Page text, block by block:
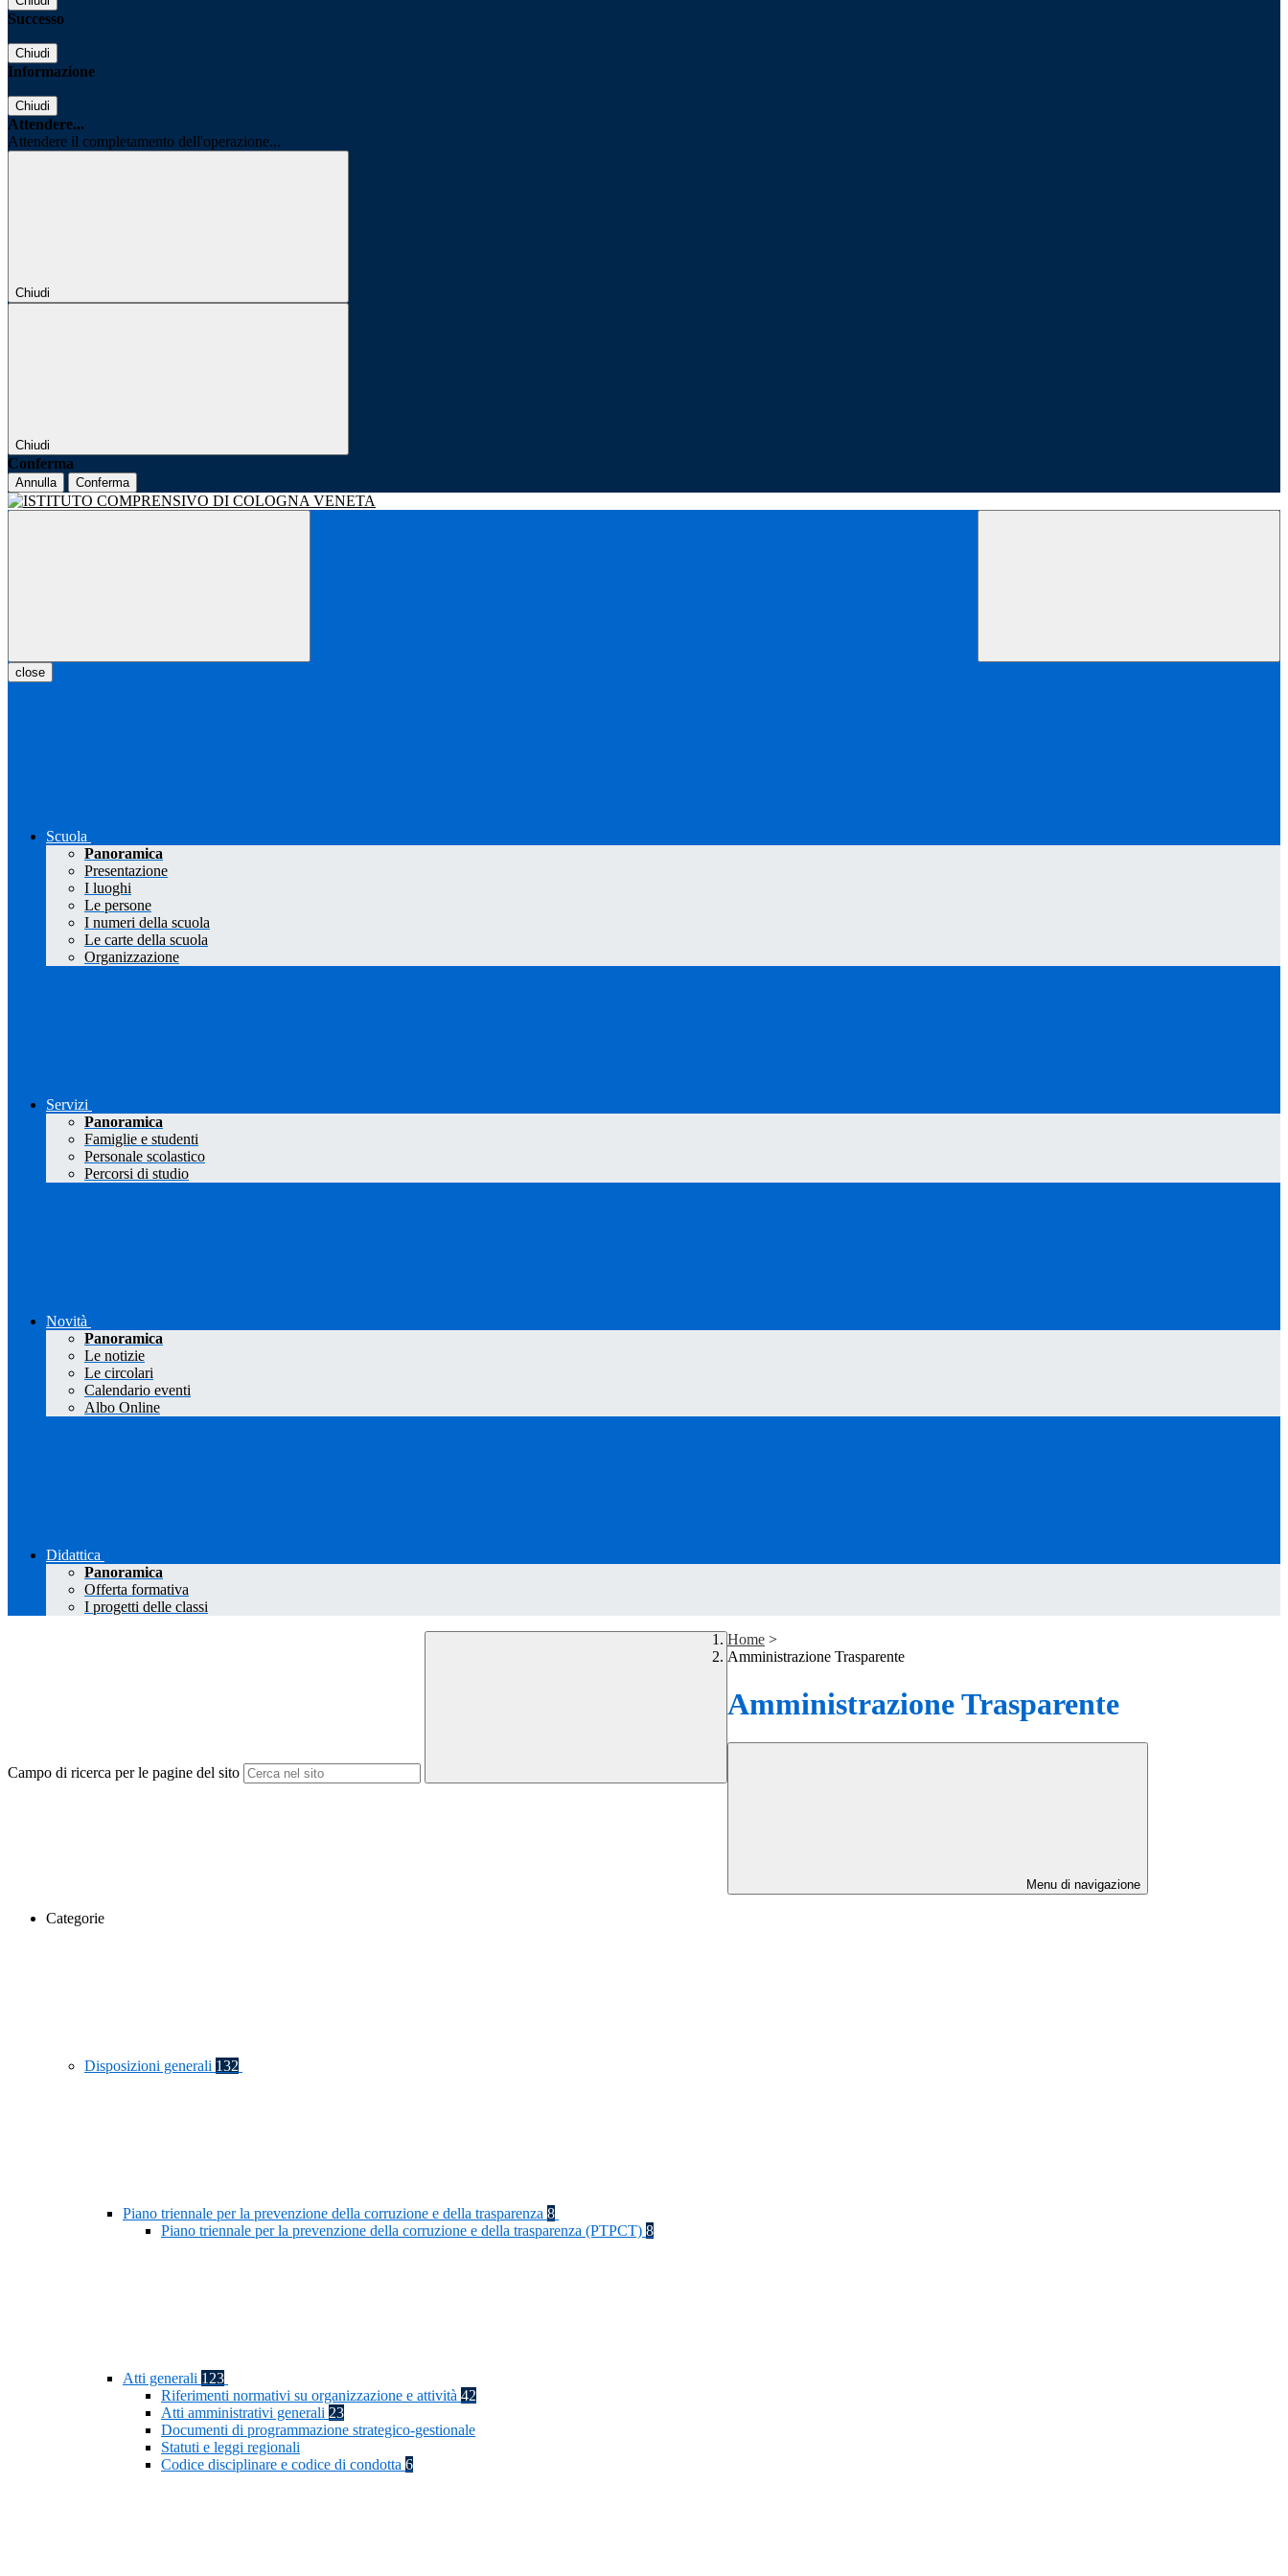
Successo
Chiudi
Informazione
Chiudi
Attendere...
Attendere il completamento dell'operazione...
Chiudi
Chiudi
Conferma
Annulla Conferma
close
Scuola
Panoramica
Presentazione
I luoghi
Le persone
I numeri della scuola
Le carte della scuola
Organizzazione
Servizi
Panoramica
Famiglie e studenti
Personale scolastico
Percorsi di studio
Novità
Panoramica
Le notizie
Le circolari
Calendario eventi
Albo Online
Didattica
Panoramica
Offerta formativa
I progetti delle classi
Campo di ricerca per le pagine del sito
Home >
Amministrazione Trasparente
Amministrazione Trasparente
Menu di navigazione
Categorie
Disposizioni generali 132
Piano triennale per la prevenzione della corruzione e della trasparenza 8
Piano triennale per la prevenzione della corruzione e della trasparenza (PTPCT) 8
Atti generali 123
Riferimenti normativi su organizzazione e attività 42
Atti amministrativi generali 23
Documenti di programmazione strategico-gestionale
Statuti e leggi regionali
Codice disciplinare e codice di condotta 6